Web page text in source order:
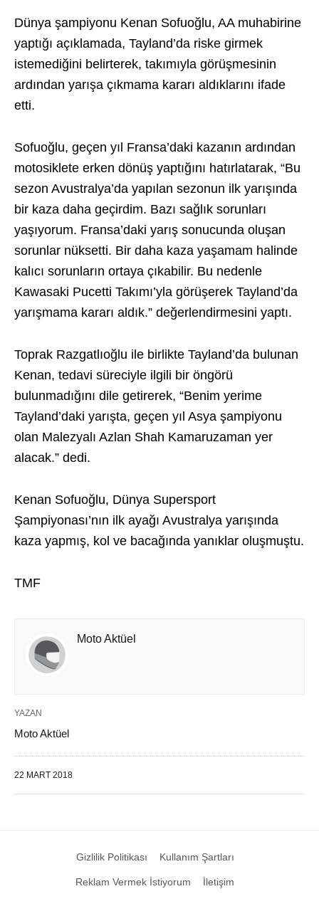
Dünya şampiyonu Kenan Sofuoğlu, AA muhabirine
yaptığı açıklamada, Tayland’da riske girmek
istemediğini belirterek, takımıyla görüşmesinin
ardından yarışa çıkmama kararı aldıklarını ifade
etti.
Sofuoğlu, geçen yıl Fransa’daki kazanın ardından
motosiklete erken dönüş yaptığını hatırlatarak, “Bu
sezon Avustralya’da yapılan sezonun ilk yarışında
bir kaza daha geçirdim. Bazı sağlık sorunları
yaşıyorum. Fransa’daki yarış sonucunda oluşan
sorunlar nüksetti. Bir daha kaza yaşamam halinde
kalıcı sorunların ortaya çıkabilir. Bu nedenle
Kawasaki Pucetti Takımı’yla görüşerek Tayland’da
yarışmama kararı aldık.” değerlendirmesini yaptı.
Toprak Razgatlıoğlu ile birlikte Tayland’da bulunan
Kenan, tedavi süreciyle ilgili bir öngörü
bulunmadığını dile getirerek, “Benim yerime
Tayland’daki yarışta, geçen yıl Asya şampiyonu
olan Malezyalı Azlan Shah Kamaruzaman yer
alacak.” dedi.
Kenan Sofuoğlu, Dünya Supersport
Şampiyonası’nın ilk ayağı Avustralya yarışında
kaza yapmış, kol ve bacağında yanıklar oluşmuştu.
TMF
Moto Aktüel
YAZAN
Moto Aktüel
22 MART 2018
Gizlilik Politikası Kullanım Şartları
Reklam Vermek İstiyorum İletişim